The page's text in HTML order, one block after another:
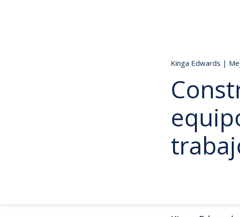
Kinga Edwards |